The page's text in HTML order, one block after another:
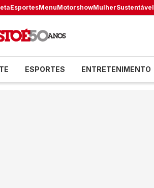
EsportesMenuMotorshowMulherSustentável
ESPORTES ENTRETENIMENTO